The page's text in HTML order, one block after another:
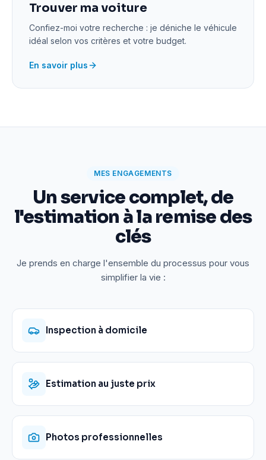
Trouver ma voiture
Confiez-moi votre recherche : je déniche le véhicule
idéal selon vos critères et votre budget.
En savoir plus
MES ENGAGEMENTS
Un service complet, de
l'estimation à la remise des
clés
Je prends en charge l'ensemble du processus pour vous
simplifier la vie :
Inspection à domicile
Estimation au juste prix
Photos professionnelles